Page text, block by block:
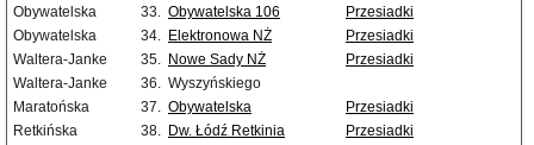
Obywatelska
33. Obywatelska 106
Przesiadki
Obywatelska
34. Elektronowa NŻ
Przesiadki
Waltera-Janke
35. Nowe Sady NŻ
Przesiadki
Waltera-Janke
36. Wyszyńskiego
Maratońska
37. Obywatelska
Przesiadki
Retkińska
38. Dw. Łódź Retkinia
Przesiadki